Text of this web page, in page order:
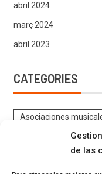
de las
abril 2024
març 2024
abril 2023
CATEGORIES
Asociaciones
Contrabandistes